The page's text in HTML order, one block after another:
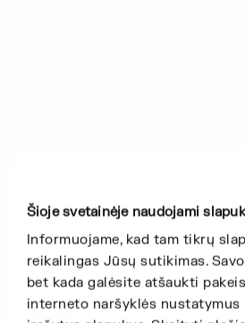
Šioje svetainėje naudojami
Informuojame, kad tam tikrų
reikalingas Jūsų sutikimas.
bet kada galėsite atšaukti
interneto naršyklės